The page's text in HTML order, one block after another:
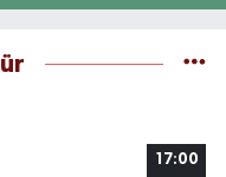
17:00